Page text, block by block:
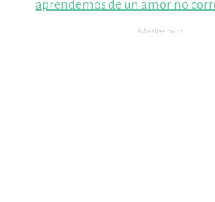
aprendemos de un amor no
Advertisement